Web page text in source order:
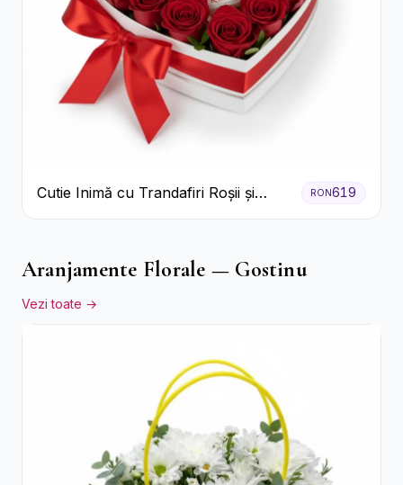
Cutie Inimă cu Trandafiri Roșii și
Bomboane Raffaello
RON619
Aranjamente Florale — Gostinu
Vezi toate →